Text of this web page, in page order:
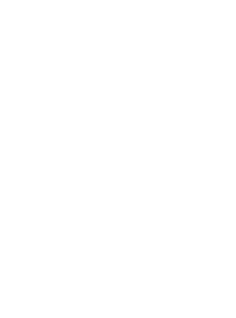
- Χωρίς Γεύση
- Βανίλια